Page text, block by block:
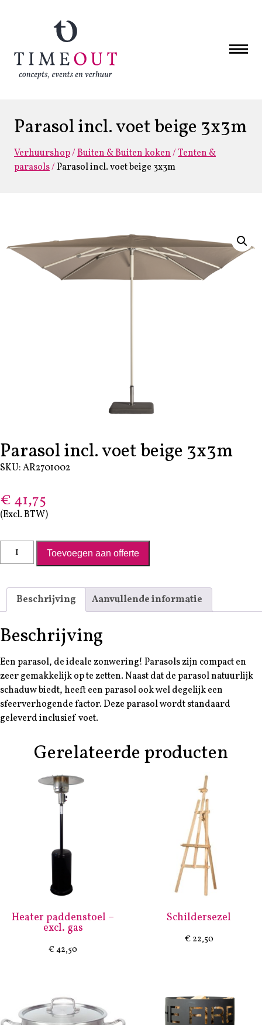
Parasol incl. voet beige 3x3m
Verhuurshop/Buiten & Buiten koken/Tenten &
parasols/Parasol incl. voet beige 3x3m
Parasol incl. voet beige 3x3m
SKU: AR2701002
€ 41,75
(Excl. BTW)
Parasol incl. voet beige 3x3m aantal
Toevoegen aan offerte
Beschrijving Aanvullende informatie
Beschrijving
Een parasol, de ideale zonwering! Parasols zijn compact en
zeer gemakkelijk op te zetten. Naast dat de parasol natuurlijk
schaduw biedt, heeft een parasol ook wel degelijk een
sfeerverhogende factor. Deze parasol wordt standaard
geleverd inclusief voet.
Gerelateerde producten
Heater paddenstoel –
excl. gas
€42,50
Schildersezel
€22,50